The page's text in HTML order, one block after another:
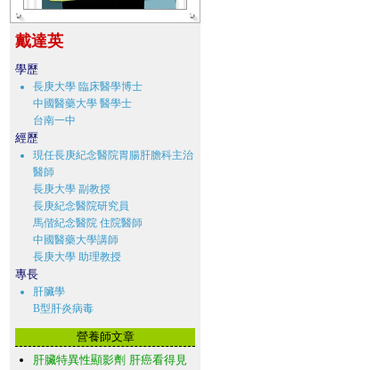
戴達英
學歷
長庚大學 臨床醫學博士
中國醫藥大學 醫學士
台南一中
經歷
現任長庚紀念醫院胃腸肝膽科主治
醫師
長庚大學 副教授
長庚紀念醫院研究員
馬偕紀念醫院 住院醫師
中國醫藥大學講師
長庚大學 助理教授
專長
肝臟學
B型肝炎病毒
營養師文章
肝臟特異性顯影劑 肝癌看得見